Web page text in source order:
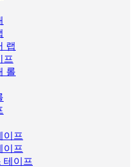
랩
프
롤
이프
이프
테이프